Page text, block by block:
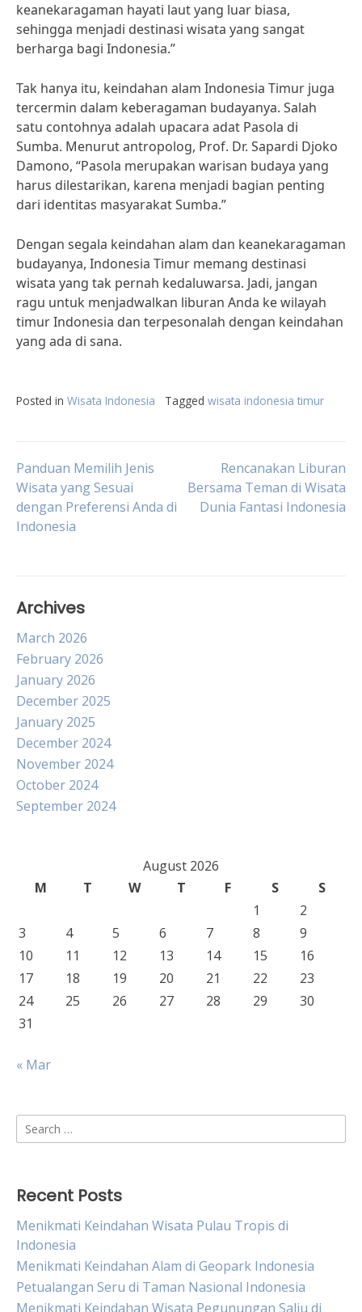
keanekaragaman hayati laut yang luar biasa,
sehingga menjadi destinasi wisata yang sangat
berharga bagi Indonesia.”
Tak hanya itu, keindahan alam Indonesia Timur juga
tercermin dalam keberagaman budayanya. Salah
satu contohnya adalah upacara adat Pasola di
Sumba. Menurut antropolog, Prof. Dr. Sapardi Djoko
Damono, “Pasola merupakan warisan budaya yang
harus dilestarikan, karena menjadi bagian penting
dari identitas masyarakat Sumba.”
Dengan segala keindahan alam dan keanekaragaman
budayanya, Indonesia Timur memang destinasi
wisata yang tak pernah kedaluwarsa. Jadi, jangan
ragu untuk menjadwalkan liburan Anda ke wilayah
timur Indonesia dan terpesonalah dengan keindahan
yang ada di sana.
Posted in Wisata Indonesia Tagged wisata indonesia timur
Post
navigation
Panduan Memilih Jenis
Wisata yang Sesuai
dengan Preferensi Anda di
Indonesia
Rencanakan Liburan
Bersama Teman di Wisata
Dunia Fantasi Indonesia
Archives
March 2026
February 2026
January 2026
December 2025
January 2025
December 2024
November 2024
October 2024
September 2024
August 2026
M
T W T F S
S
1
2
3
4 5 6 7 8
9
10
11 12 13 14 15
16
17
18 19 20 21 22
23
24
25 26 27 28 29
30
31
« Mar
Search
for:
Recent Posts
Menikmati Keindahan Wisata Pulau Tropis di
Indonesia
Menikmati Keindahan Alam di Geopark Indonesia
Petualangan Seru di Taman Nasional Indonesia
Menikmati Keindahan Wisata Pegunungan Salju di